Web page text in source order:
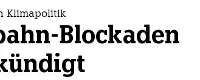
Klimapolitik
Blockaden